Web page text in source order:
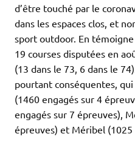
d’être touché par le
dans les espaces clos, et
sport outdoor. En témoigne
19 courses disputées en
(13 dans le 73, 6 dans le
pourtant conséquentes,
(1460 engagés sur 4
engagés sur 7 épreuves),
épreuves) et Méribel (1025